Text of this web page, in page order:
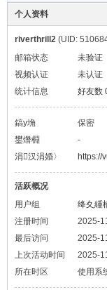
个人资料
riverthrill2 (UID:
邮箱状态
未验证
视频认证
未认证
统计信息
好友数
鎬у埆
保密
鐢熸棩
-
涓汉涓婚〉
https://
活跃概况
用户组
绛夊緟
注册时间
2025-
最后访问
2025-
上次活动时间
2025-
所在时区
使用系